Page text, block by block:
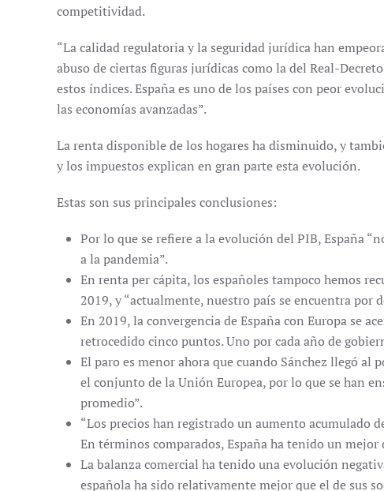
competitividad.
“La calidad regulatoria y la seguridad jurídica han
abuso de ciertas figuras jurídicas como la del Real-
estos índices. España es uno de los países con peor
las economías avanzadas”.
La renta disponible de los hogares ha disminuido, y
y los impuestos explican en gran parte esta evolución.
Estas son sus principales conclusiones:
Por lo que se refiere a la evolución del PIB, España
a la pandemia”.
En renta per cápita, los españoles tampoco hemos
2019, y “actualmente, nuestro país se encuentra por
En 2019, la convergencia de España con Europa se
retrocedido cinco puntos. Uno por cada año de
El paro es menor ahora que cuando Sánchez llegó al
el conjunto de la Unión Europea, por lo que se han
promedio”.
“Los precios han registrado un aumento acumulado
En términos comparados, España ha tenido un mejor
La balanza comercial ha tenido una evolución
española ha sido relativamente mejor que el de sus